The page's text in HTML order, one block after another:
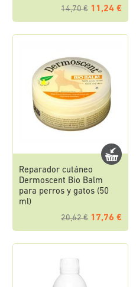
14,70 € 11,24 €
Reparador cutáneo
Dermoscent Bio Balm
para perros y gatos (50
ml)
20,62 € 17,76 €